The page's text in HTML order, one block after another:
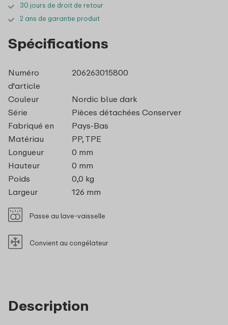
30 jours de droit de retour
2 ans de garantie produit
Description
Spécifications
Numéro
d'article
206263015800
Couleur
Nordic blue dark
Série
Pièces détachées Conserver
Fabriqué en
Pays-Bas
Matériau
PP, TPE
Longueur
0 mm
Hauteur
0 mm
Poids
0,0 kg
Largeur
126 mm
Passe au lave-vaisselle
Convient au congélateur